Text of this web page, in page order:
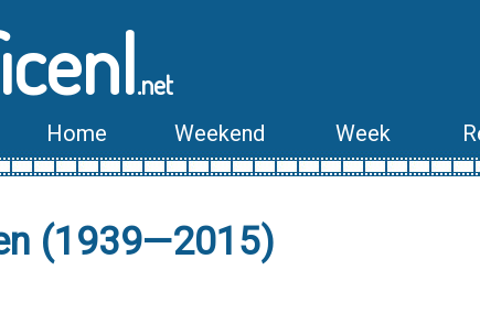
.net
Home Weekend Week
(1939—2015)